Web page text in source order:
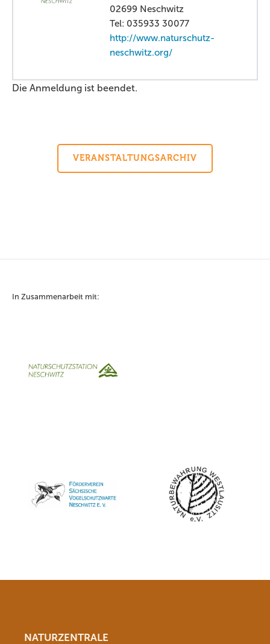
02699 Neschwitz
Tel: 035933 30077
http://www.naturschutz-
neschwitz.org/
Die Anmeldung ist beendet.
VERANSTALTUNGSARCHIV
In Zusammenarbeit mit:
NATURZENTRALE